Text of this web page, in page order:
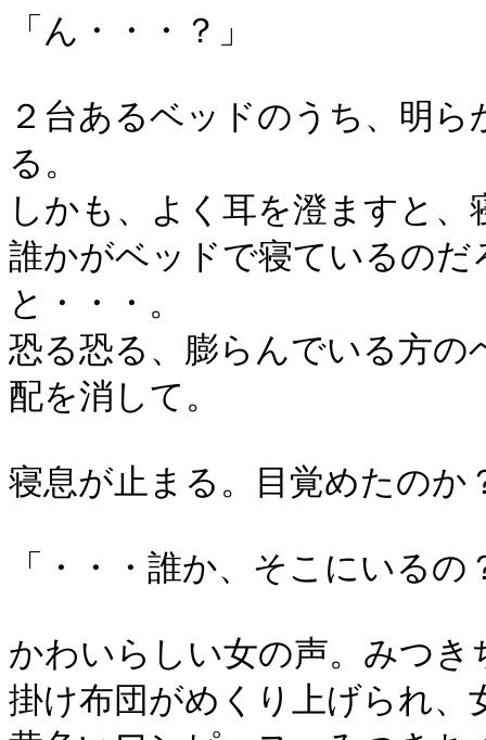
「ん・・・？」
２台あるベッドのうち、明
る。
しかも、よく耳を澄ますと
誰かがベッドで寝ているの
と・・・。
恐る恐る、膨らんでいる方
配を消して。
寝息が止まる。目覚めたのか
「・・・誰か、そこにいるの
かわいらしい女の声。みつ
掛け布団がめくり上げられ